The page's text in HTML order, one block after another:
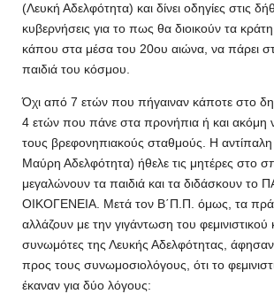
(Λευκή Αδελφότητα) και δίνει οδηγίες στις
κυβερνήσεις για το πως θα διοικούν τα
κάπου στα μέσα του 20ου αιώνα, να πάρει
παιδιά του κόσμου.
Όχι από 7 ετών που πήγαιναν κάποτε στο
4 ετών που πάνε στα προνήπια ή και ακόμη
τους βρεφονηπιακούς σταθμούς. Η αντίπαλη
Μαύρη Αδελφότητα) ήθελε τις μητέρες στο
μεγαλώνουν τα παιδιά και τα διδάσκουν το
ΟΙΚΟΓΕΝΕΙΑ. Μετά τον Β΄Π.Π. όμως, τα
αλλάζουν με την γιγάντωση του φεμινιστικού
συνωμότες της Λευκής Αδελφότητας, άφησαν
προς τους συνωμοσιολόγους, ότι το
έκαναν για δύο λόγους: